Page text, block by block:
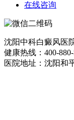
在线咨询
沈阳中科白癜风医
健康热线：400-
医院地址：沈阳和